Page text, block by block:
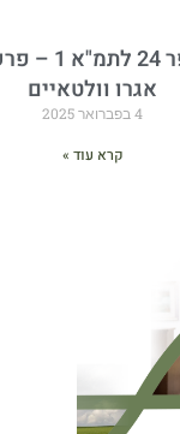
שינוי
אגרו וולטאיים
4 בפברואר 2025
קרא עוד »